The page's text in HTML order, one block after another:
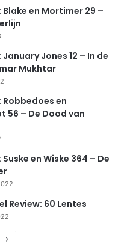
Blake en Mortimer 29 –
Jones 12 – In de
Mukhtar
Robbedoes en
56 – De Dood van
en Wiske 364 – De
Review: 60 Lentes
Next